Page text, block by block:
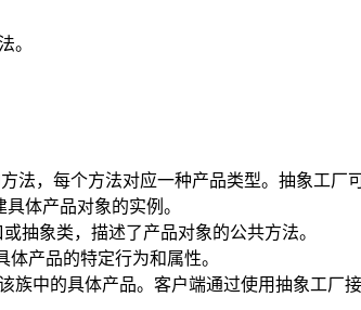
。
法，每个方法对应一种产品类型。抽象工厂
体产品对象的实例。
抽象类，描述了产品对象的公共方法。
产品的特定行为和属性。
中的具体产品。客户端通过使用抽象工厂